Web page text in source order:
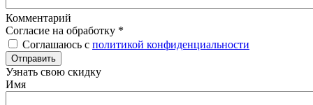
Комментарий
Согласие на обработку *
Соглашаюсь с политикой конфиденциальности
Отправить
Узнать свою скидку
Имя